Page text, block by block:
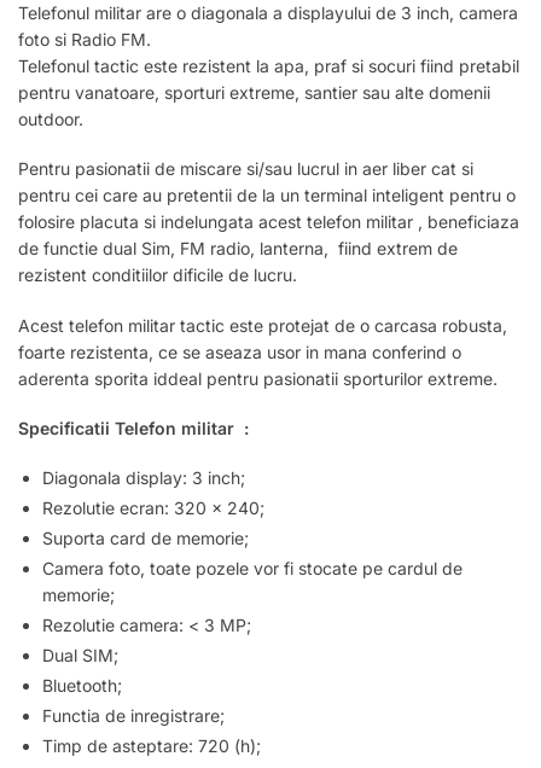
Telefonul militar are o diagonala a displayului de 3 inch, camera
foto si Radio FM.
Telefonul tactic este rezistent la apa, praf si socuri fiind pretabil
pentru vanatoare, sporturi extreme, santier sau alte domenii
outdoor.
Pentru pasionatii de miscare si/sau lucrul in aer liber cat si
pentru cei care au pretentii de la un terminal inteligent pentru o
folosire placuta si indelungata acest telefon militar , beneficiaza
de functie dual Sim, FM radio, lanterna, fiind extrem de
rezistent conditiilor dificile de lucru.
Acest telefon militar tactic este protejat de o carcasa robusta,
foarte rezistenta, ce se aseaza usor in mana conferind o
aderenta sporita iddeal pentru pasionatii sporturilor extreme.
Specificatii Telefon militar :
Diagonala display: 3 inch;
Rezolutie ecran: 320 x 240;
Suporta card de memorie;
Camera foto, toate pozele vor fi stocate pe cardul de
memorie;
Rezolutie camera: < 3 MP;
Dual SIM;
Bluetooth;
Functia de inregistrare;
Timp de asteptare: 720 (h);